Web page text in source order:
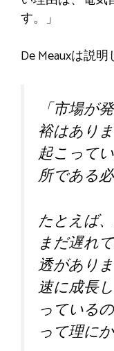
す。」
De Meauxは説明
「市場が
裕はあり
起こって
所である
たとえば
まだ遅れ
透があり
速に成長
っている
って理に